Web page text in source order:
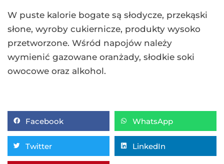
W puste kalorie bogate są słodycze, przekąski
słone, wyroby cukiernicze, produkty wysoko
przetworzone. Wśród napojów należy
wymienić gazowane oranżady, słodkie soki
owocowe oraz alkohol.
Facebook WhatsApp
Twitter LinkedIn